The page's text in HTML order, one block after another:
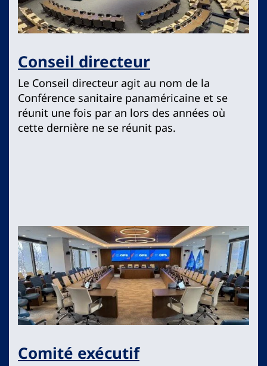
Conseil directeur
Le Conseil directeur agit au nom de la
Conférence sanitaire panaméricaine et se
réunit une fois par an lors des années où
cette dernière ne se réunit pas.
Comité exécutif